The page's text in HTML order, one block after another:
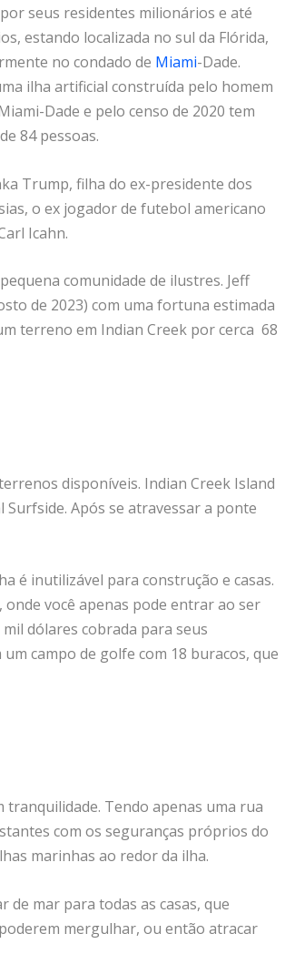
seus residentes milionários e até
estando localizada no sul da Flórida,
no condado de Miami-Dade.
ilha artificial construída pelo homem
Dade e pelo censo de 2020 tem
84 pessoas.
Trump, filha do ex-presidente dos
o ex jogador de futebol americano
Icahn.
comunidade de ilustres. Jeff
de 2023) com uma fortuna estimada
terreno em Indian Creek por cerca 68
disponíveis. Indian Creek Island
Após se atravessar a ponte
é inutilizável para construção e casas.
você apenas pode entrar ao ser
dólares cobrada para seus
campo de golfe com 18 buracos, que
Tendo apenas uma rua
com os seguranças próprios do
marinhas ao redor da ilha.
de mar para todas as casas, que
mergulhar, ou então atracar